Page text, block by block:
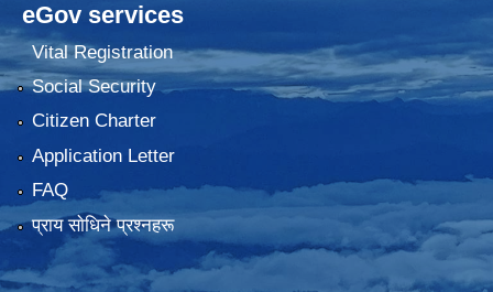
eGov services
Vital Registration
Social Security
Citizen Charter
Application Letter
FAQ
प्राय साेधिने प्रश्नहरू